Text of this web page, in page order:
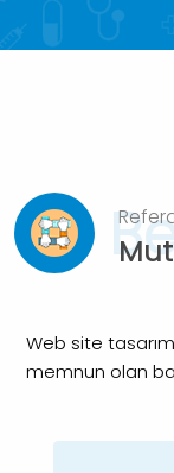
Web site
memnun olan